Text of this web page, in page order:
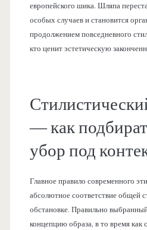
европейского шика. Шляпа
особых случаев и становится
продолжением повседневного
кто ценит эстетическую
— как
убор под
Главное правило современного
абсолютное соответствие общей
обстановке. Правильно
концепцию образа, в то время как